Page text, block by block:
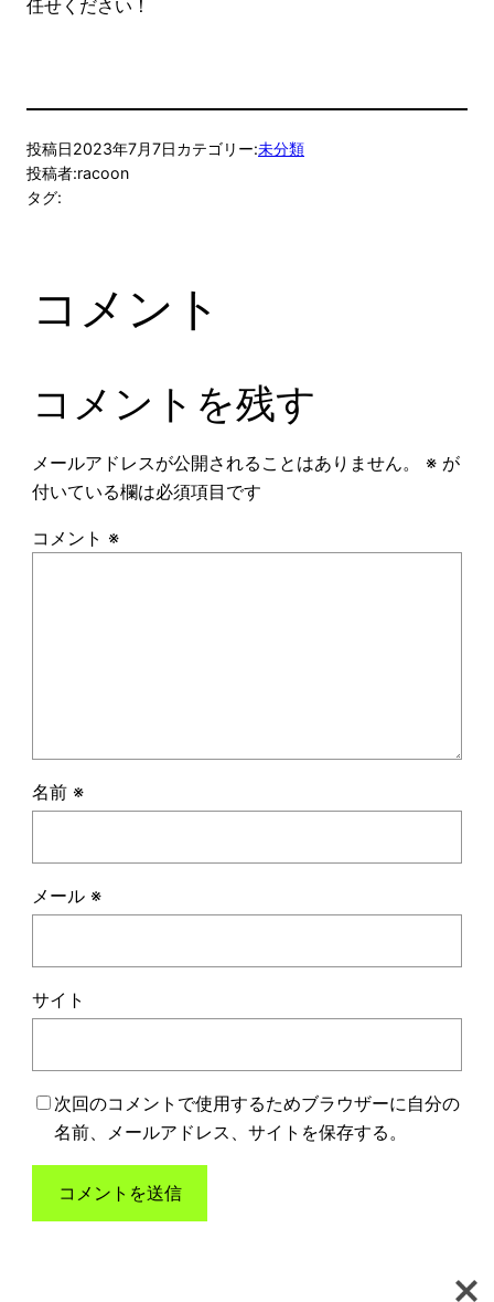
任せください！
投稿日2023年7月7日カテゴリー:未分類
投稿者:racoon
タグ:
コメント
コメントを残す
メールアドレスが公開されることはありません。 ※が
付いている欄は必須項目です
コメント ※
名前 ※
メール ※
サイト
次回のコメントで使用するためブラウザーに自分の
名前、メールアドレス、サイトを保存する。